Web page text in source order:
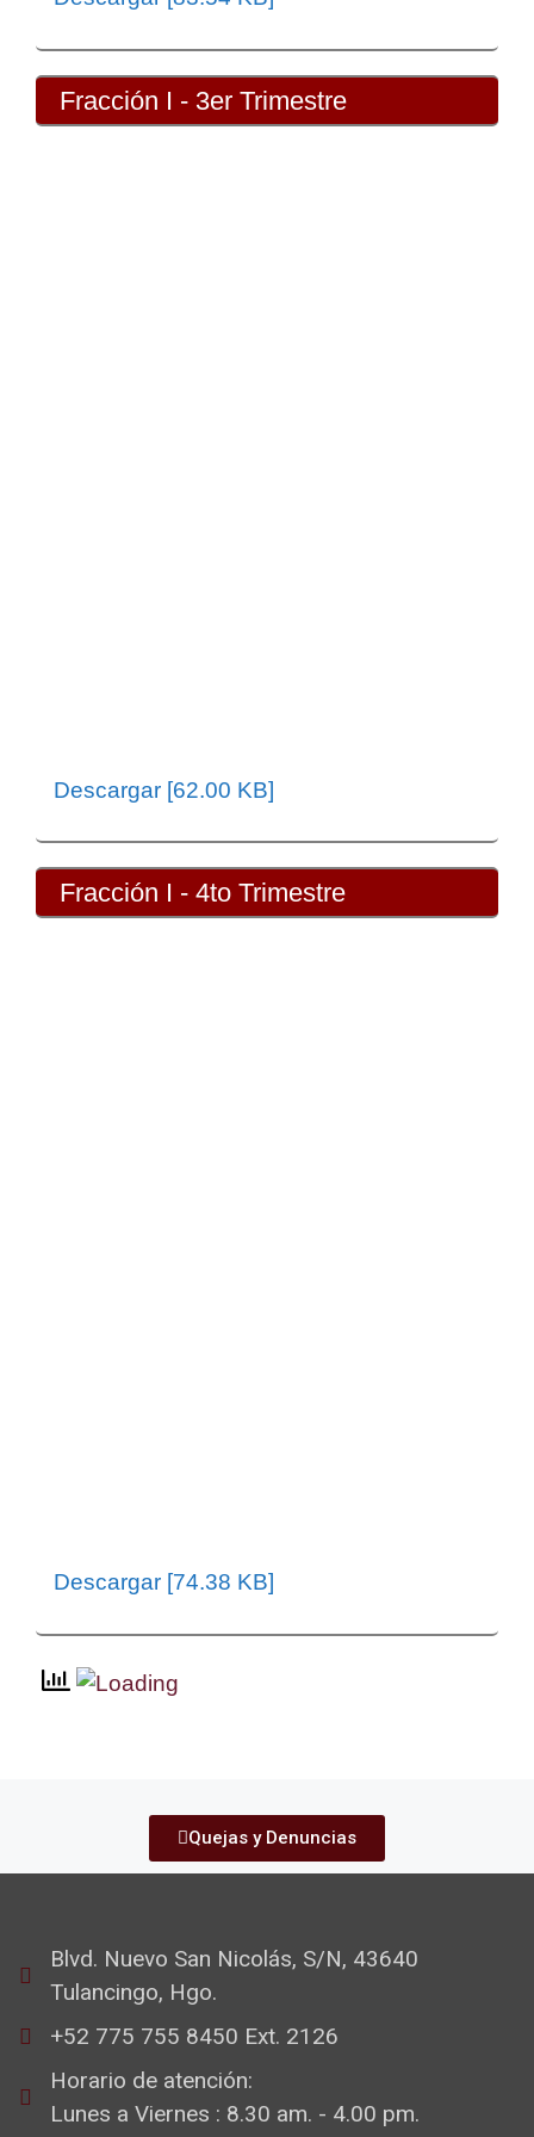
Fracción I - 3er Trimestre
Descargar [62.00 KB]
Fracción I - 4to Trimestre
Descargar [74.38 KB]
Quejas y Denuncias
Blvd. Nuevo San Nicolás, S/N, 43640
Tulancingo, Hgo.
+52 775 755 8450 Ext. 2126
Horario de atención:
Lunes a Viernes : 8.30 am. - 4.00 pm.